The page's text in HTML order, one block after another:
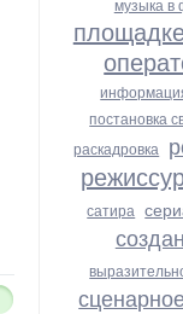
музыка в
постановка
раскадровка
сатира